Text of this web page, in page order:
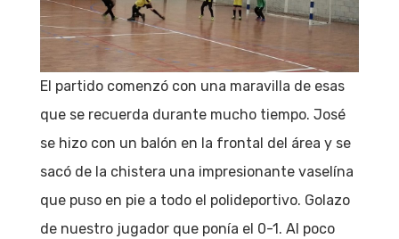
El partido comenzó con una maravilla de esas
que se recuerda durante mucho tiempo. José
se hizo con un balón en la frontal del área y se
sacó de la chistera una impresionante vaselína
que puso en pie a todo el polideportivo. Golazo
de nuestro jugador que ponía el 0-1. Al poco